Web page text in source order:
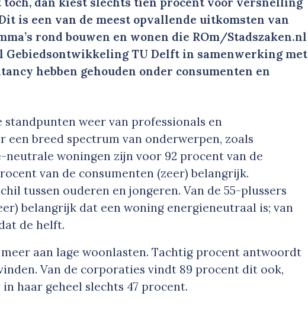
is een van de meest opvallende uitkomsten van
rond bouwen en wonen die ROm/Stadszaken.nl
Gebiedsontwikkeling TU Delft in samenwerking met
hebben gehouden onder consumenten en
weer van professionals en
een breed spectrum van onderwerpen, zoals
neutrale woningen zijn voor 92 procent van de
van de consumenten (zeer) belangrijk.
tussen ouderen en jongeren. Van de 55-plussers
belangrijk dat een woning energieneutraal is; van
de helft.
aan lage woonlasten. Tachtig procent antwoordt
Van de corporaties vindt 89 procent dit ook,
haar geheel slechts 47 procent.